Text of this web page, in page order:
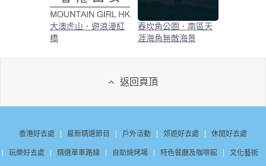
大澳虎山．遊浪漫紅
橋
舂坎角公園．南區天
涯海角無敵海景
返回頁頂
香港好去處 最新精選節目 戶外活動 郊遊好去處 休閒好去處
玩樂好去處 精選單車路線 自助燒烤場 特色餐廳及咖啡館 文化藝術